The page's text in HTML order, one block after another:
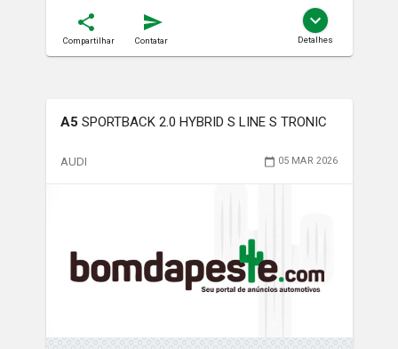
Compartilhar Contatar Detalhes
A5 SPORTBACK 2.0 HYBRID S LINE S TRONIC
AUDI 05 MAR 2026